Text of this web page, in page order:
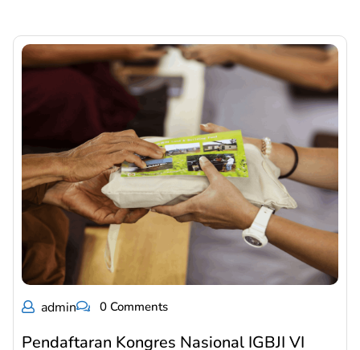
admin 0 Comments
Pendaftaran Kongres Nasional IGBJI VI